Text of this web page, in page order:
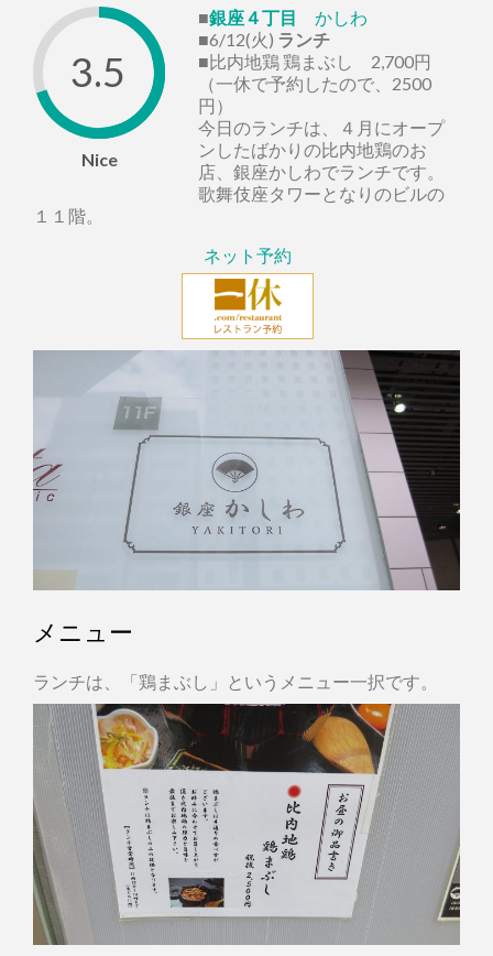
3.5
Nice
■銀座４丁目
かしわ
■6/12(火) ランチ
■比内地鶏 鶏まぶし 2,700円
（一休で予約したので、2500
円）
今日のランチは、４月にオープ
ンしたばかりの比内地鶏のお
店、銀座かしわでランチです。
歌舞伎座タワーとなりのビルの
１１階。
ネット予約
メニュー
ランチは、「鶏まぶし」というメニュー一択です。